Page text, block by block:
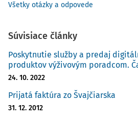
Všetky otázky a odpovede
Súvisiace články
Poskytnutie služby a predaj
produktov výživovým poradcom.
24. 10. 2022
Prijatá faktúra zo Švajčiarska
31. 12. 2012